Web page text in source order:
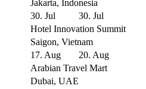
Jakarta, Indonesia
30. Jul
30. Jul
Hotel Innovation Summit
Saigon, Vietnam
17. Aug
20. Aug
Arabian Travel Mart
Dubai, UAE